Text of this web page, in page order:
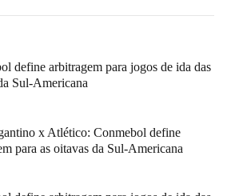
define arbitragem para jogos de ida das
Sul-Americana
x Atlético: Conmebol define
para as oitavas da Sul-Americana